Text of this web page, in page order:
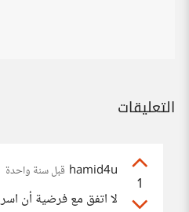
التعليقات
1
hamid4u قبل سنة واحدة
لا اتفق مع فرضية أن